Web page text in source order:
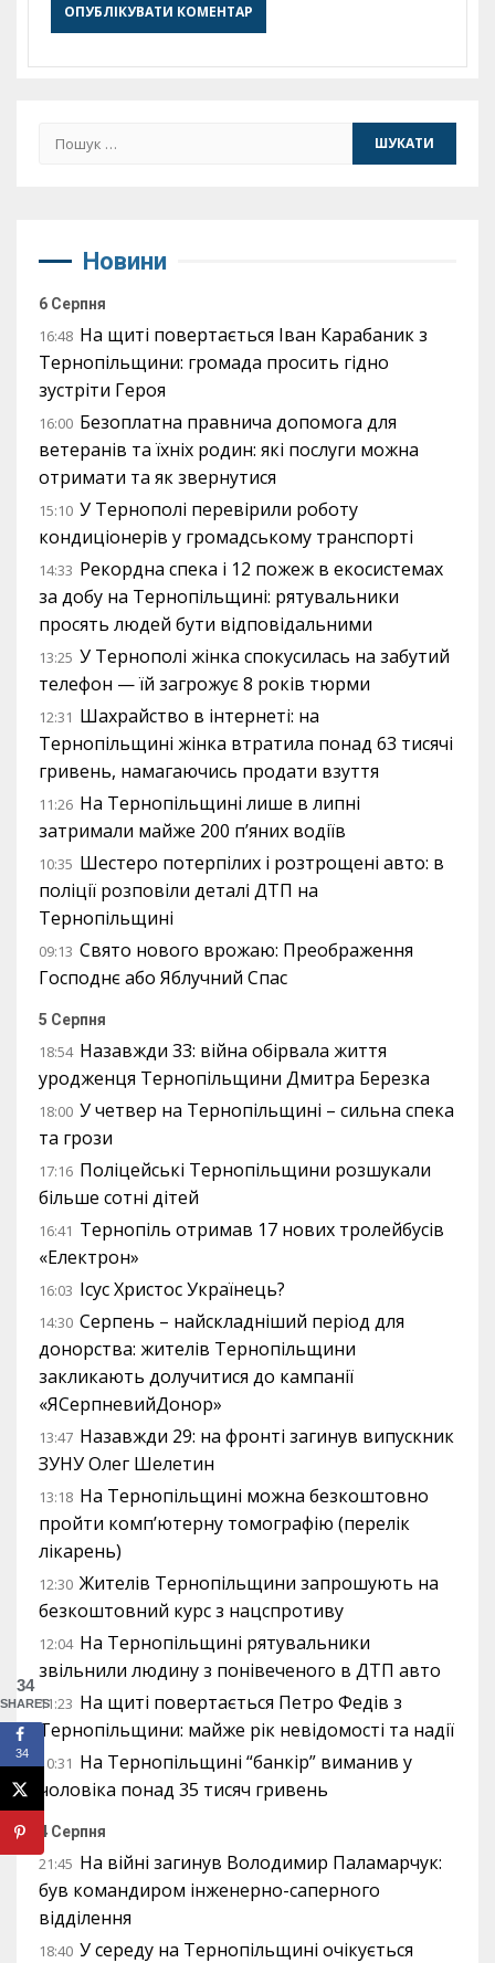
Пошук:
Новини
6 Серпня
16:48 На щиті повертається Іван Карабаник з
Тернопільщини: громада просить гідно
зустріти Героя
16:00 Безоплатна правнича допомога для
ветеранів та їхніх родин: які послуги можна
отримати та як звернутися
15:10 У Тернополі перевірили роботу
кондиціонерів у громадському транспорті
14:33 Рекордна спека і 12 пожеж в екосистемах
за добу на Тернопільщині: рятувальники
просять людей бути відповідальними
13:25 У Тернополі жінка спокусилась на забутий
телефон — їй загрожує 8 років тюрми
12:31 Шахрайство в інтернеті: на
Тернопільщині жінка втратила понад 63 тисячі
гривень, намагаючись продати взуття
11:26 На Тернопільщині лише в липні
затримали майже 200 п’яних водіїв
10:35 Шестеро потерпілих і розтрощені авто: в
поліції розповіли деталі ДТП на
Тернопільщині
09:13 Свято нового врожаю: Преображення
Господнє або Яблучний Спас
5 Серпня
18:54 Назавжди 33: війна обірвала життя
уродженця Тернопільщини Дмитра Березка
18:00 У четвер на Тернопільщині – сильна спека
та грози
17:16 Поліцейські Тернопільщини розшукали
більше сотні дітей
16:41 Тернопіль отримав 17 нових тролейбусів
«Електрон»
16:03 Ісус Христос Українець?
14:30 Серпень – найскладніший період для
донорства: жителів Тернопільщини
закликають долучитися до кампанії
«ЯСерпневийДонор»
13:47 Назавжди 29: на фронті загинув випускник
ЗУНУ Олег Шелетин
13:18 На Тернопільщині можна безкоштовно
пройти комп’ютерну томографію (перелік
лікарень)
12:30 Жителів Тернопільщини запрошують на
безкоштовний курс з нацспротиву
12:04 На Тернопільщині рятувальники
звільнили людину з понівеченого в ДТП авто
11:23 На щиті повертається Петро Федів з
Тернопільщини: майже рік невідомості та надії
10:31 На Тернопільщині “банкір” виманив у
чоловіка понад 35 тисяч гривень
4 Серпня
21:45 На війні загинув Володимир Паламарчук:
був командиром інженерно-саперного
відділення
18:40 У середу на Тернопільщині очікується
34
SHARES
34